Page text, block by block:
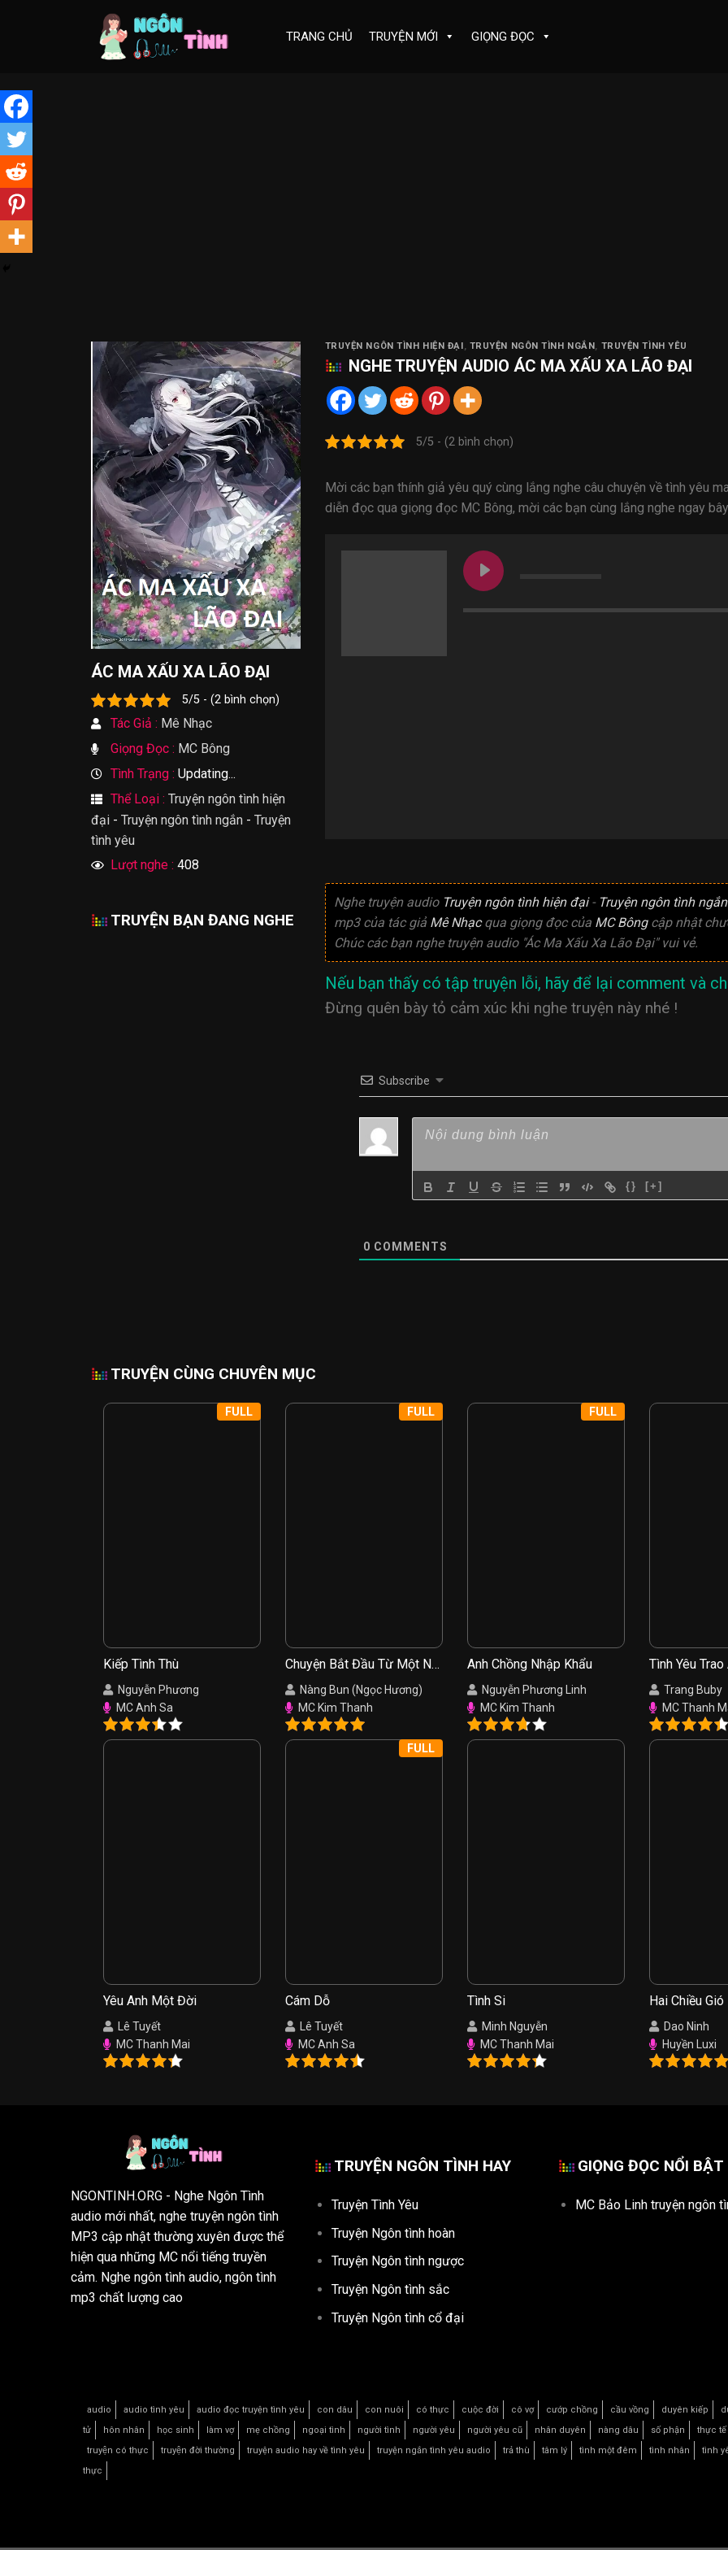
TRANG CHỦ TRUYỆN MỚI GIỌNG ĐỌC
ÁC MA XẤU XA LÃO ĐẠI
5/5 - (2 bình chọn)
Tác Giả : Mê Nhạc
Giọng Đọc : MC Bông
Tình Trạng : Updating...
Thể Loại : Truyện ngôn tình hiện
đại - Truyện ngôn tình ngắn - Truyện
tình yêu
Lượt nghe : 408
TRUYỆN BẠN ĐANG NGHE
TRUYỆN NGÔN TÌNH HIỆN ĐẠI, TRUYỆN NGÔN TÌNH NGẮN, TRUYỆN TÌNH YÊU
NGHETRUYỆN AUDIO ÁC MA XẤU XA LÃO ĐẠI
5/5 - (2 bình chọn)
Mời các bạn thính giả yêu quý cùng lắng nghe câu chuyện về tình yêu
diễn đọc qua giọng đọc MC Bông, mời các bạn cùng lắng nghe ngay
Nghe truyện audio Truyện ngôn tình hiện đại- Truyện ngôn tình ngắn
mp3 của tác giả Mê Nhạcqua giọng đọc của MC Bôngcập nhật
Chúc các bạn nghe truyện audio "Ác Ma Xấu Xa Lão Đại" vui vẻ.
Nếu bạn thấy có tập truyện lỗi, hãy để lại comment và
Đừng quên bày tỏ cảm xúc khi nghe truyện này nhé !
Subscribe
{} [+]
0 COMMENTS
TRUYỆN CÙNG CHUYÊN MỤC
Kiếp Tình Thù
Nguyễn Phương
MC Anh Sa
FULL
Chuyện Bắt Đầu Từ Một Nụ
HồngNàng Bun (Ngọc Hương)
MC Kim Thanh
FULL
Anh Chồng Nhập Khẩu
Nguyễn Phương Linh
MC Kim Thanh
FULL
Tình Yêu Trao
Trang Buby
MC Thanh
Yêu Anh Một Đời
Lê Tuyết
MC Thanh Mai
Cám Dỗ
Lê Tuyết
MC Anh Sa
FULL
Tình Si
Minh Nguyễn
MC Thanh Mai
Hai Chiều Gió
Dao Ninh
Huyền Luxi
NGONTINH.ORG - Nghe Ngôn Tình
audio mới nhất, nghe truyện ngôn tình
MP3 cập nhật thường xuyên được thể
hiện qua những MC nổi tiếng truyền
cảm. Nghe ngôn tình audio, ngôn tình
mp3 chất lượng cao
TRUYỆN NGÔN TÌNH HAY
Truyện Tình Yêu
Truyện Ngôn tình hoàn
Truyện Ngôn tình ngược
Truyện Ngôn tình sắc
Truyện Ngôn tình cổ đại
GIỌNG ĐỌC NỔI BẬT
MC Bảo Linh truyện ngôn
audio audio tình yêu audio đọc truyện tình yêu con dâu con nuôi có thực cuộc đời cô vợ cướp chồng cầu vồng duyên kiếp
tử
hôn nhân học sinh làm vợ mẹ chồng ngoại tình người tình người yêu người yêu cũ nhân duyên nàng dâu số phận thực tế
truyện có thực
truyện đời thường truyện audio hay về tình yêu truyện ngắn tình yêu audio trả thù tâm lý tình một đêm tình nhân tình
thực